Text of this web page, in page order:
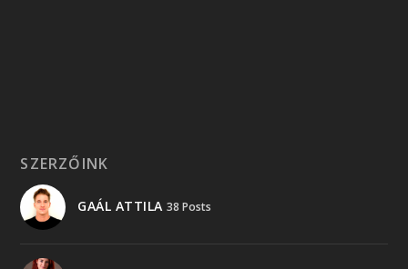
SZERZŐINK
GAÁL ATTILA 38 Posts